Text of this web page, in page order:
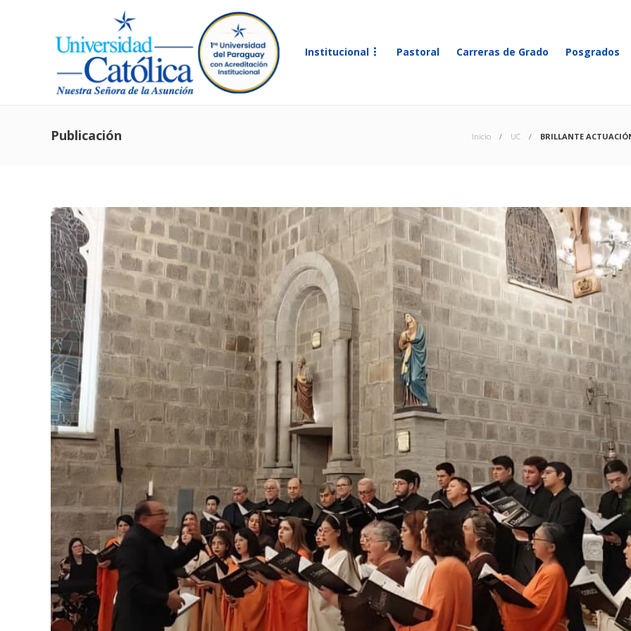
Institucional Pastoral Carreras de Grado Posgrados
Publicación Inicio UC BRILLANTE